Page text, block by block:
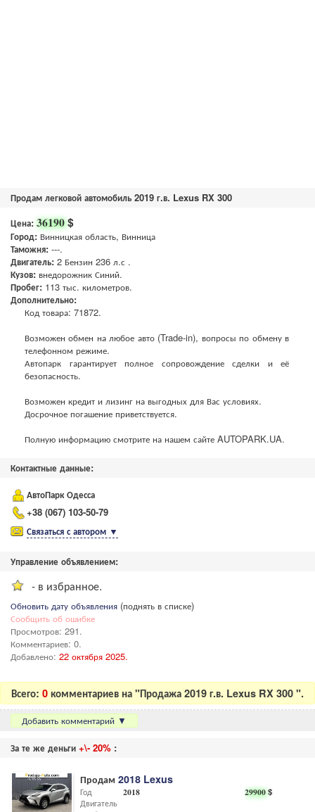
Продам легковой автомобиль 2019 г.в. Lexus RX 300
Цена: 36190$
Город: Винницкая область, Винница
Таможня: ---.
Двигатель: 2 Бензин 236 л.с .
Кузов: внедорожник Синий.
Пробег: 113 тыс. километров.
Дополнительно:
Код товара: 71872.
Возможен обмен на любое авто (Trade-in), вопросы по обмену в
телефонном режиме.
Автопарк гарантирует полное сопровождение сделки и её
безопасность.
Возможен кредит и лизинг на выгодных для Вас условиях.
Досрочное погашение приветствуется.
Полную информацию смотрите на нашем сайте AUTOPARK.UA.
Контактные данные:
АвтоПарк Одесса
+38 (067) 103-50-79
Связаться с автором ▼
Управление объявлением:
- в избранное.
Обновить дату объявления (поднять в списке)
Сообщить об ошибке
Просмотров: 291.
Комментариев: 0.
Добавлено: 22 октября 2025.
Всего: 0 комментариев на "Продажа 2019 г.в. Lexus RX 300 ".
Добавить комментарий ▼
За те же деньги +\- 20% :
Продам 2018 Lexus
29900$
Год
Двигатель
2018